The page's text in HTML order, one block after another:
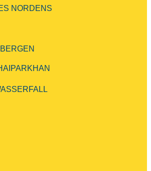
NORDENS